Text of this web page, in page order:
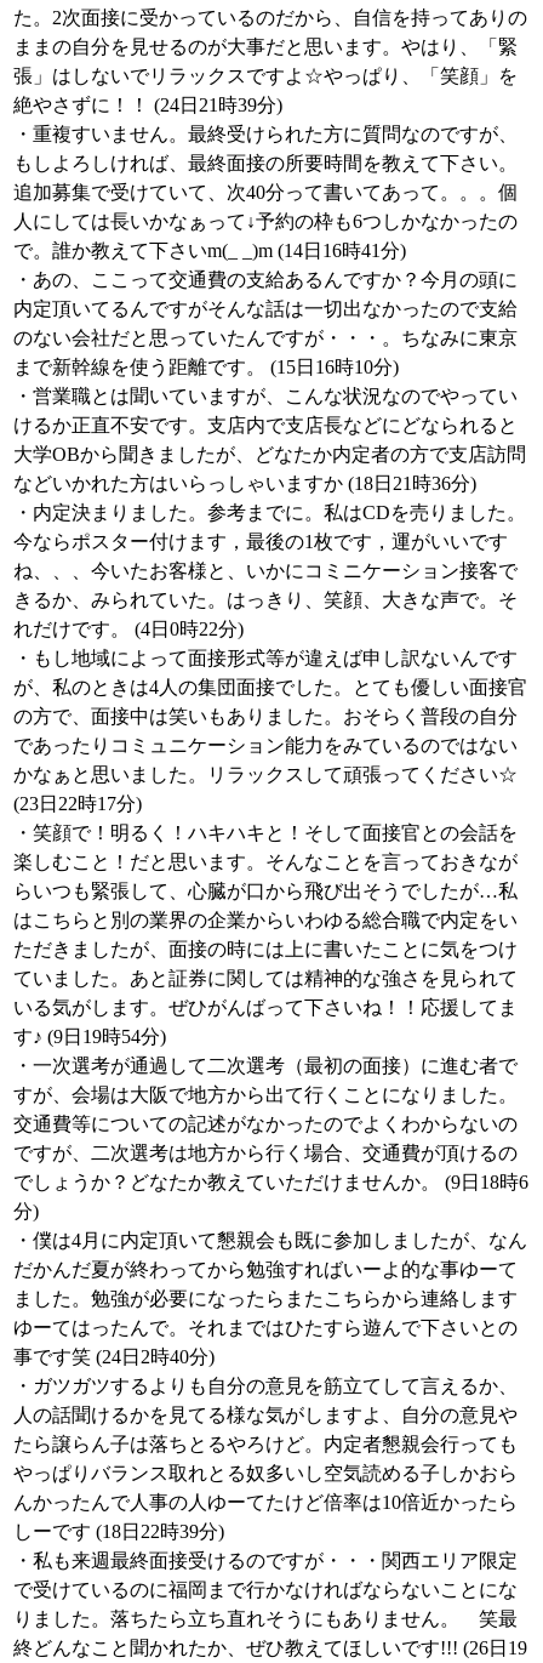
た。2次面接に受かっているのだから、自信を持ってありの
ままの自分を見せるのが大事だと思います。やはり、「緊
張」はしないでリラックスですよ☆やっぱり、「笑顔」を
絶やさずに！！ (24日21時39分)
・重複すいません。最終受けられた方に質問なのですが、
もしよろしければ、最終面接の所要時間を教えて下さい。
追加募集で受けていて、次40分って書いてあって。。。個
人にしては長いかなぁって↓予約の枠も6つしかなかったの
で。誰か教えて下さいm(_ _)m (14日16時41分)
・あの、ここって交通費の支給あるんですか？今月の頭に
内定頂いてるんですがそんな話は一切出なかったので支給
のない会社だと思っていたんですが・・・。ちなみに東京
まで新幹線を使う距離です。 (15日16時10分)
・営業職とは聞いていますが、こんな状況なのでやってい
けるか正直不安です。支店内で支店長などにどなられると
大学OBから聞きましたが、どなたか内定者の方で支店訪問
などいかれた方はいらっしゃいますか (18日21時36分)
・内定決まりました。参考までに。私はCDを売りました。
今ならポスター付けます，最後の1枚です，運がいいです
ね、、、今いたお客様と、いかにコミニケーション接客で
きるか、みられていた。はっきり、笑顔、大きな声で。そ
れだけです。 (4日0時22分)
・もし地域によって面接形式等が違えば申し訳ないんです
が、私のときは4人の集団面接でした。とても優しい面接官
の方で、面接中は笑いもありました。おそらく普段の自分
であったりコミュニケーション能力をみているのではない
かなぁと思いました。リラックスして頑張ってください☆
(23日22時17分)
・笑顔で！明るく！ハキハキと！そして面接官との会話を
楽しむこと！だと思います。そんなことを言っておきなが
らいつも緊張して、心臓が口から飛び出そうでしたが…私
はこちらと別の業界の企業からいわゆる総合職で内定をい
ただきましたが、面接の時には上に書いたことに気をつけ
ていました。あと証券に関しては精神的な強さを見られて
いる気がします。ぜひがんばって下さいね！！応援してま
す♪ (9日19時54分)
・一次選考が通過して二次選考（最初の面接）に進む者で
すが、会場は大阪で地方から出て行くことになりました。
交通費等についての記述がなかったのでよくわからないの
ですが、二次選考は地方から行く場合、交通費が頂けるの
でしょうか？どなたか教えていただけませんか。 (9日18時6
分)
・僕は4月に内定頂いて懇親会も既に参加しましたが、なん
だかんだ夏が終わってから勉強すればいーよ的な事ゆーて
ました。勉強が必要になったらまたこちらから連絡します
ゆーてはったんで。それまではひたすら遊んで下さいとの
事です笑 (24日2時40分)
・ガツガツするよりも自分の意見を筋立てして言えるか、
人の話聞けるかを見てる様な気がしますよ、自分の意見や
たら譲らん子は落ちとるやろけど。内定者懇親会行っても
やっぱりバランス取れとる奴多いし空気読める子しかおら
んかったんで人事の人ゆーてたけど倍率は10倍近かったら
しーです (18日22時39分)
・私も来週最終面接受けるのですが・・・関西エリア限定
で受けているのに福岡まで行かなければならないことにな
りました。落ちたら立ち直れそうにもありません。 笑最
終どんなこと聞かれたか、ぜひ教えてほしいです!!! (26日19